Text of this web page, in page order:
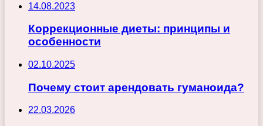
14.08.2023
Коррекционные диеты: принципы и
особенности
02.10.2025
Почему стоит арендовать гуманоида?
22.03.2026